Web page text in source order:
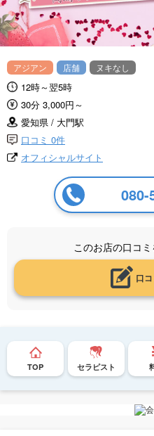
アジアン 店舗 ヌキなし
12時～翌5時
30分 3,000円～
愛知県 / 大門駅
口コミ 0件
オフィシャルサイト
080-
このお店の口コ
口
TOP セラピスト